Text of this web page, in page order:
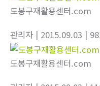
도봉구재활용센터.com
관리자 | 2015.09.03 |
도봉구재활용센터.com